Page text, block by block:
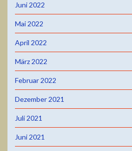
Juni 2022
Mai 2022
April 2022
März 2022
Februar 2022
Dezember 2021
Juli 2021
Juni 2021